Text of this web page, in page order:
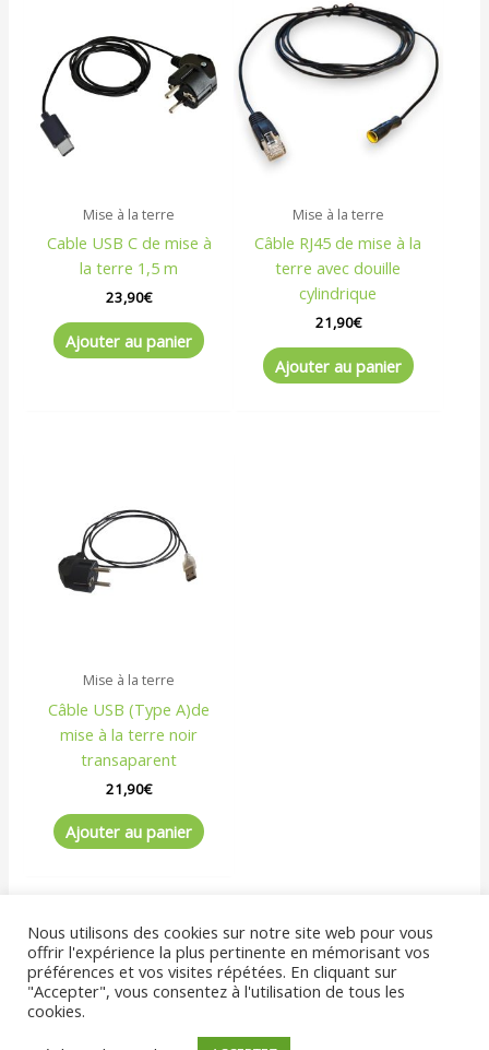
Mise à la terre
Cable USB C de mise à
la terre 1,5 m
23,90€
Ajouter au panier
Mise à la terre
Câble RJ45 de mise à la
terre avec douille
cylindrique
21,90€
Ajouter au panier
Mise à la terre
Câble USB (Type A)de
mise à la terre noir
transaparent
21,90€
Ajouter au panier
Nous utilisons des cookies sur notre site web pour vous
offrir l'expérience la plus pertinente en mémorisant vos
préférences et vos visites répétées. En cliquant sur
"Accepter", vous consentez à l'utilisation de tous les
cookies.